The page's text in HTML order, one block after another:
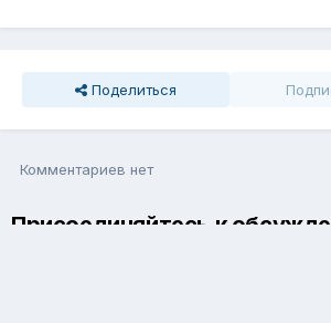
Поделиться
Комментариев нет
Присоединяйтесь к